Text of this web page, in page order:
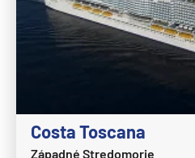
Costa Toscana
Západné Stredomorie